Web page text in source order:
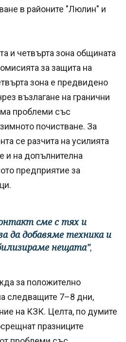
в районите "Люлин" и
и четвърта зона общината
за защита на
зона е предвидено
възлагане на гранични
проблеми със
почистване. За
се разчита на усилията
и на допълнителна
предприятие за
сме с тях и
да добавяме техника и
нещата",
за положително
следващите 7–8 дни,
на КЗК. Целта, по думите
празниците